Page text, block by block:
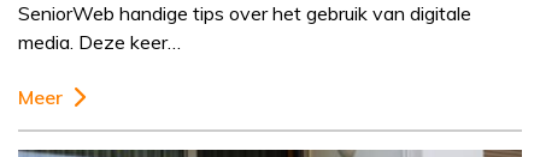
SeniorWeb handige tips over het gebruik van digitale
media. Deze keer…
Meer